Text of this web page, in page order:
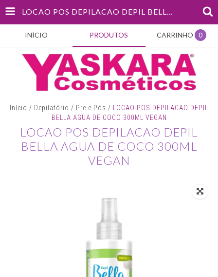
LOCAO POS DEPILACAO DEPIL BELLA AGUA DE COCO 300ML VEGAN
INÍCIO PRODUTOS CARRINHO 0
Início / Depilatório / Pre e Pós /
LOCAO POS DEPILACAO DEPIL
BELLA AGUA DE COCO 300ML VEGAN
LOCAO POS DEPILACAO DEPIL
BELLA AGUA DE COCO 300ML
VEGAN